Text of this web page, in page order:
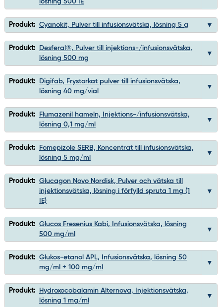
lösning 500 IE
Produkt: Cyanokit, Pulver till infusionsvätska, lösning 5 g
Produkt:
Desferal®, Pulver till injektions-/infusionsvätska,
lösning 500 mg
Produkt:
Digifab, Frystorkat pulver till infusionsvätska,
lösning 40 mg/vial
Produkt:
Flumazenil hameln, Injektions-/infusionsvätska,
lösning 0,1 mg/ml
Produkt:
Fomepizole SERB, Koncentrat till infusionsvätska,
lösning 5 mg/ml
Produkt: Glucagon Novo Nordisk, Pulver och vätska till
injektionsvätska, lösning i förfylld spruta 1 mg (1
IE)
Produkt: Glucos Fresenius Kabi, Infusionsvätska, lösning
500 mg/ml
Produkt: Glukos-etanol APL, Infusionsvätska, lösning 50
mg/ml + 100 mg/ml
Produkt:
Hydroxocobalamin Alternova, Injektionsvätska,
lösning 1 mg/ml